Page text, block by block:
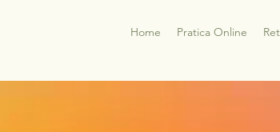
Home Pratica Online